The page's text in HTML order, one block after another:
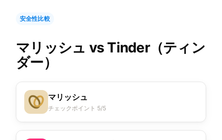
安全性比較
マリッシュ vs Tinder（ティン
ダー）
マリッシュ
チェックポイント 5/5